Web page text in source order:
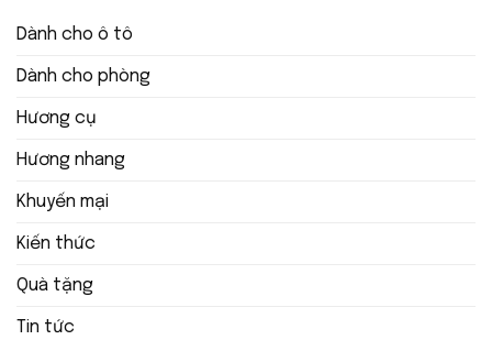
Dành cho ô tô
Dành cho phòng
Hương cụ
Hương nhang
Khuyến mại
Kiến thức
Quà tặng
Tin tức